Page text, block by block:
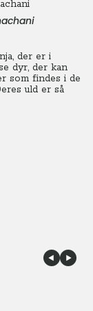
der er i
dyr, der kan
som findes i de
uld er så